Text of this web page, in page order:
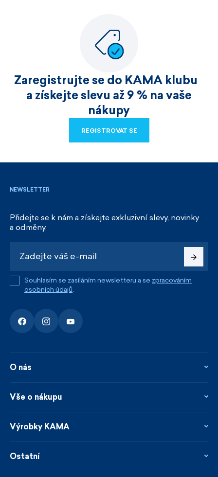
Zaregistrujte se do KAMA klubu
a získejte slevu až 9 % na vaše
nákupy
REGISTROVAT SE
NEWSLETTER
Přidejte se k nám a získejte exkluzivní slevy, novinky
a odměny.
Souhlasím se zasíláním newsletteru a se zpracováním
osobních údajů.
O nás
Kontakty
Novinky
Vše o nákupu
Věrnostní program
Prodejci
Výrobky KAMA
Udržitelnost
Ostatní